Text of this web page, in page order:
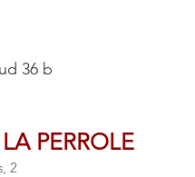
36 b
PERROLE
2